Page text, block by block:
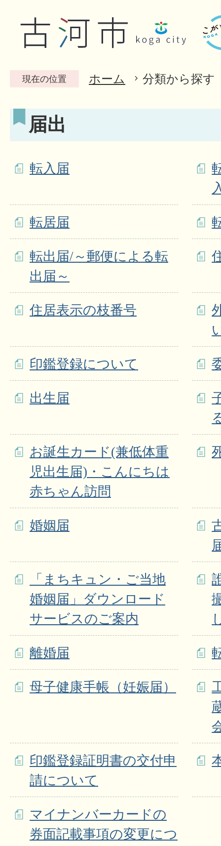
現在の位置 ホーム 分類から探す
届出
転入届
転居届
転出届/～郵便による転
出届～
住居表示の枝番号
印鑑登録について
出生届
お誕生カード(兼低体重
児出生届)・こんにちは
赤ちゃん訪問
婚姻届
「まちキュン・ご当地
婚姻届」ダウンロード
サービスのご案内
離婚届
母子健康手帳（妊娠届）
印鑑登録証明書の交付申
請について
マイナンバーカードの
券面記載事項の変更につ